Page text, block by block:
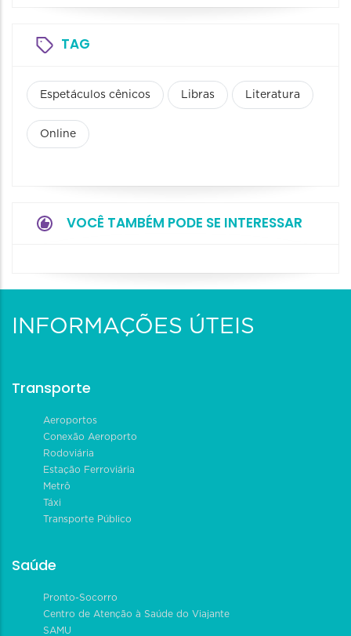
TAG
Espetáculos cênicos Libras Literatura
Online
VOCÊ TAMBÉM PODE SE INTERESSAR
INFORMAÇÕES ÚTEIS
Transporte
Aeroportos
Conexão Aeroporto
Rodoviária
Estação Ferroviária
Metrô
Táxi
Transporte Público
Saúde
Pronto-Socorro
Centro de Atenção à Saúde do Viajante
SAMU